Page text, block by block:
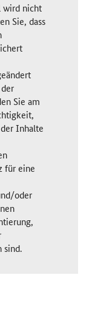
wird nicht
Sie, dass
Sie am
Inhalte
für eine
oder
sind.